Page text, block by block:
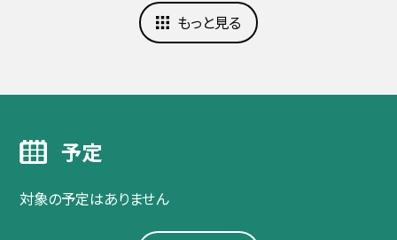
もっと見る
予定
対象の予定はありません